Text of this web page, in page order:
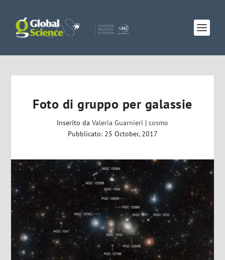
Foto di gruppo per galassie
Inserito da Valeria Guarnieri | cosmo
Pubblicato: 25 October, 2017